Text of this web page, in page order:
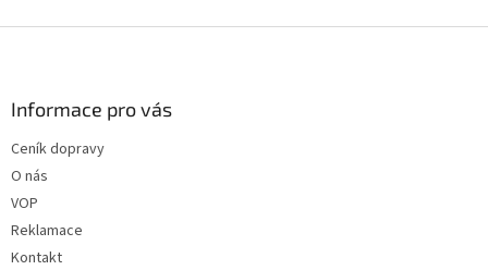
Informace pro vás
Ceník dopravy
O nás
VOP
Reklamace
Kontakt